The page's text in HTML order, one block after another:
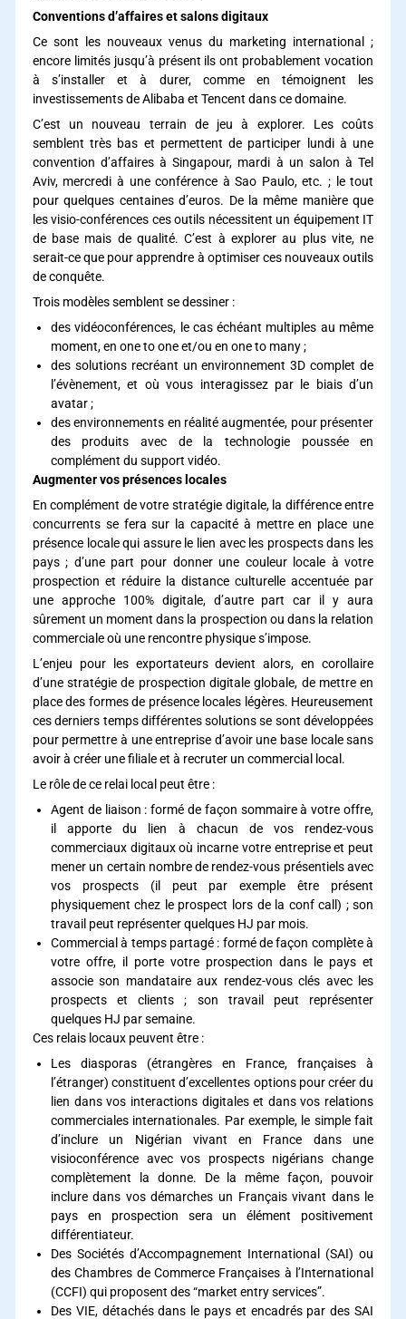
Conventions d’affaires et salons digitaux
Ce sont les nouveaux venus du marketing international ;
encore limités jusqu’à présent ils ont probablement vocation
à s’installer et à durer, comme en témoignent les
investissements de Alibaba et Tencent dans ce domaine.
C’est un nouveau terrain de jeu à explorer. Les coûts
semblent très bas et permettent de participer lundi à une
convention d’affaires à Singapour, mardi à un salon à Tel
Aviv, mercredi à une conférence à Sao Paulo, etc. ; le tout
pour quelques centaines d’euros. De la même manière que
les visio-conférences ces outils nécessitent un équipement IT
de base mais de qualité. C’est à explorer au plus vite, ne
serait-ce que pour apprendre à optimiser ces nouveaux outils
de conquête.
Trois modèles semblent se dessiner :
des vidéoconférences, le cas échéant multiples au même
moment, en one to one et/ou en one to many ;
des solutions recréant un environnement 3D complet de
l’évènement, et où vous interagissez par le biais d’un
avatar ;
des environnements en réalité augmentée, pour présenter
des produits avec de la technologie poussée en
complément du support vidéo.
Augmenter vos présences locales
En complément de votre stratégie digitale, la différence entre
concurrents se fera sur la capacité à mettre en place une
présence locale qui assure le lien avec les prospects dans les
pays ; d’une part pour donner une couleur locale à votre
prospection et réduire la distance culturelle accentuée par
une approche 100% digitale, d’autre part car il y aura
sûrement un moment dans la prospection ou dans la relation
commerciale où une rencontre physique s’impose.
L’enjeu pour les exportateurs devient alors, en corollaire
d’une stratégie de prospection digitale globale, de mettre en
place des formes de présence locales légères. Heureusement
ces derniers temps différentes solutions se sont développées
pour permettre à une entreprise d’avoir une base locale sans
avoir à créer une filiale et à recruter un commercial local.
Le rôle de ce relai local peut être :
Agent de liaison : formé de façon sommaire à votre offre,
il apporte du lien à chacun de vos rendez-vous
commerciaux digitaux où incarne votre entreprise et peut
mener un certain nombre de rendez-vous présentiels avec
vos prospects (il peut par exemple être présent
physiquement chez le prospect lors de la conf call) ; son
travail peut représenter quelques HJ par mois.
Commercial à temps partagé : formé de façon complète à
votre offre, il porte votre prospection dans le pays et
associe son mandataire aux rendez-vous clés avec les
prospects et clients ; son travail peut représenter
quelques HJ par semaine.
Ces relais locaux peuvent être :
Les diasporas (étrangères en France, françaises à
l’étranger) constituent d’excellentes options pour créer du
lien dans vos interactions digitales et dans vos relations
commerciales internationales. Par exemple, le simple fait
d’inclure un Nigérian vivant en France dans une
visioconférence avec vos prospects nigérians change
complètement la donne. De la même façon, pouvoir
inclure dans vos démarches un Français vivant dans le
pays en prospection sera un élément positivement
différentiateur.
Des Sociétés d’Accompagnement International (SAI) ou
des Chambres de Commerce Françaises à l’International
(CCFI) qui proposent des “market entry services”.
Des VIE, détachés dans le pays et encadrés par des SAI